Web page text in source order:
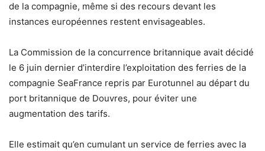
de la compagnie, même si des recours devant les
instances européennes restent envisageables.
La Commission de la concurrence britannique avait décidé
le 6 juin dernier d’interdire l’exploitation des ferries de la
compagnie SeaFrance repris par Eurotunnel au départ du
port britannique de Douvres, pour éviter une
augmentation des tarifs.
Elle estimait qu’en cumulant un service de ferries avec la